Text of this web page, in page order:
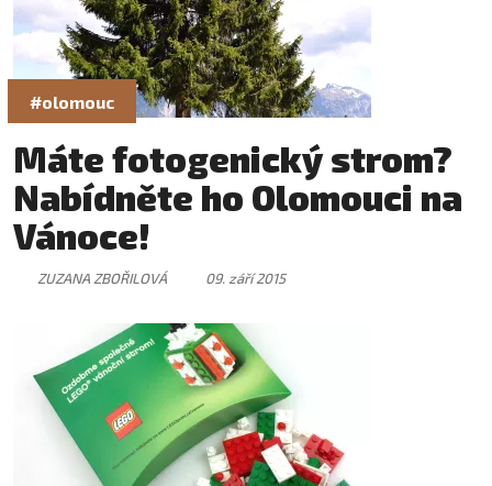
#olomouc
Máte fotogenický strom?
Nabídněte ho Olomouci na
Vánoce!
ZUZANA ZBOŘILOVÁ 09. září 2015